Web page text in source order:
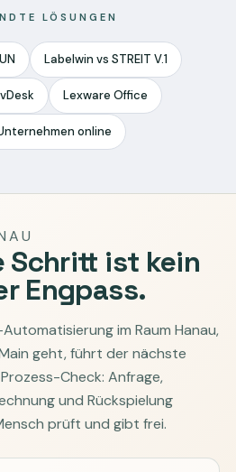
LÖSUNGEN
Labelwin vs STREIT V.1
Lexware Office
online
Schritt ist kein
Engpass.
im Raum Hanau,
geht, führt der nächste
Check: Anfrage,
und Rückspielung
prüft und gibt frei.